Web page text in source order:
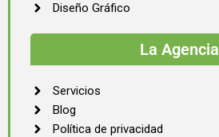
Diseño Gráfico
La Agencia
Servicios
Blog
Política de privacidad